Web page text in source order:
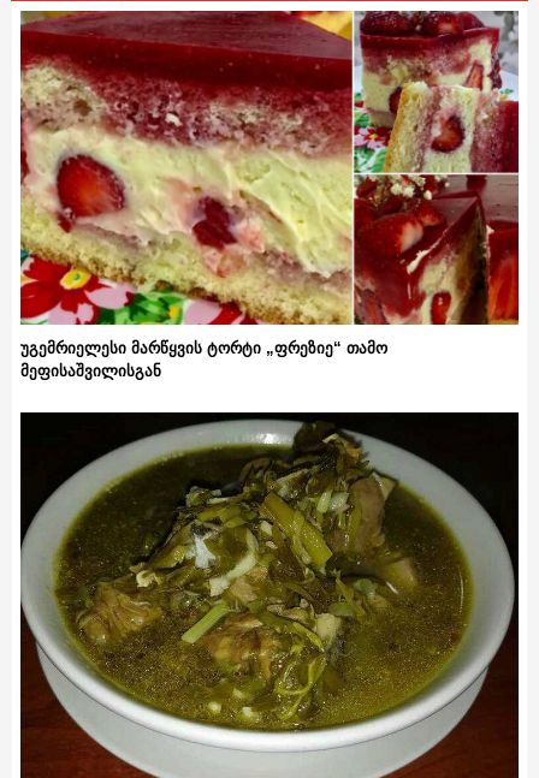
უგემრიელესი მარწყვის ტორტი „ფრეზიე“ თამო
მეფისაშვილისგან